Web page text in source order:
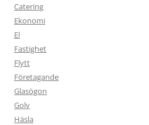
Catering
Ekonomi
El
Fastighet
Flytt
Företagande
Glasögon
Golv
Häsla